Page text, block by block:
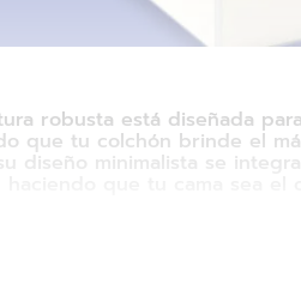
robusta está diseñada
que tu colchón brinde el
diseño minimalista se